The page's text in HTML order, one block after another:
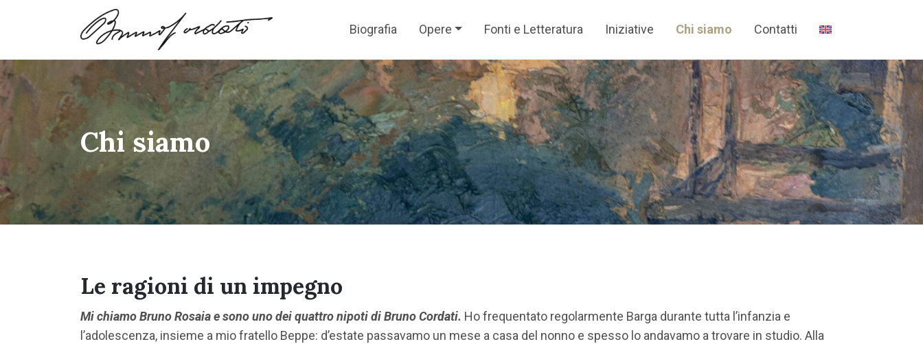
Biografia
Opere Fonti e Letteratura Iniziative Chi siamo Contatti
Chi siamo
Le ragioni di un impegno
Mi chiamo Bruno Rosaia e sono uno dei quattro nipoti di Bruno Cordati. Ho frequentato regolarmente Barga durante tutta l’infanzia e
l’adolescenza, insieme a mio fratello Beppe: d’estate passavamo un mese a casa del nonno e spesso lo andavamo a trovare in studio. Alla